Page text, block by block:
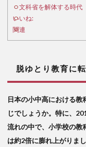
2
ゆ
とり
教育
一体
何だ
のか
文
科省
文科省を解体する時代
いいね:
関連
脱ゆとり教育に
日本の小中高における
じでしょうか。特に、
流れの中で、小学校の教
は約2倍に膨れ上がりまし